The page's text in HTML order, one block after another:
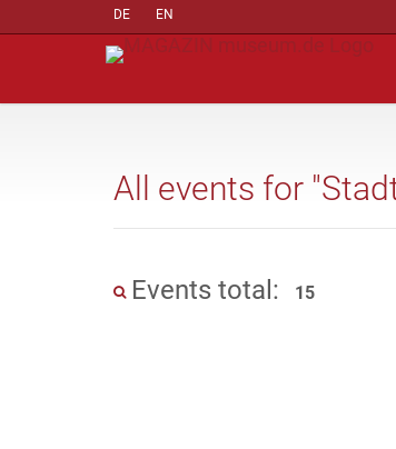
DE EN
All events for
Events total: 15